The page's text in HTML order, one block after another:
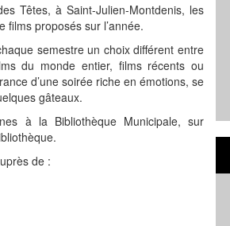
Têtes, à Saint-Julien-Montdenis, les
proposés sur l’année.
semestre un choix différent entre
du monde entier, films récents ou
d’une soirée riche en émotions, se
gâteaux.
à la Bibliothèque Municipale, sur
de :